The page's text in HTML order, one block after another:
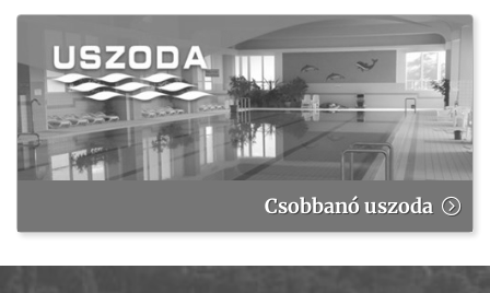
Csobbanó uszoda